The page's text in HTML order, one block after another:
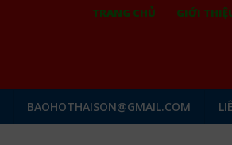
TRANG CHỦ GIỚI
BAOHOTHAISON@GMAIL.COM